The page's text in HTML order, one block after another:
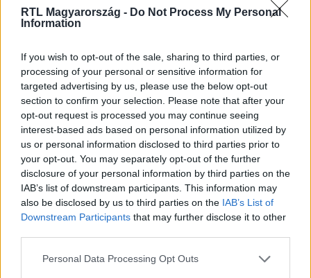
RTL Magyarország - Do Not Process My Personal
Information
If you wish to opt-out of the sale, sharing to third parties, or
processing of your personal or sensitive information for
targeted advertising by us, please use the below opt-out
section to confirm your selection. Please note that after your
opt-out request is processed you may continue seeing
interest-based ads based on personal information utilized by
us or personal information disclosed to third parties prior to
your opt-out. You may separately opt-out of the further
disclosure of your personal information by third parties on the
IAB’s list of downstream participants. This information may
also be disclosed by us to third parties on the IAB’s List of
Downstream Participants that may further disclose it to other
Please note that this website/app uses one or more Google
Personal Data Processing Opt Outs
Itt állítsd be, hogy az RTL.hu az elsők között
legyen a Google-találatokban!